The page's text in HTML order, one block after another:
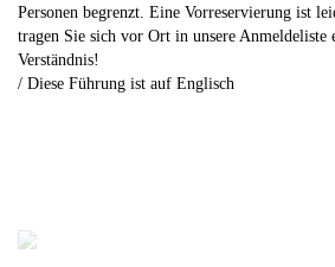
Personen begrenzt. Eine Vorreservierung ist
tragen Sie sich vor Ort in unsere
Verständnis!
/ Diese Führung ist auf Englisch